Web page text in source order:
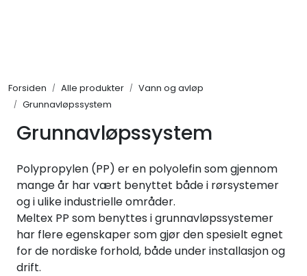
Forsiden Alle produkter
Vann og avløp
Grunnavløpssystem
Grunnavløpssystem
Polypropylen (PP) er en polyolefin som gjennom
mange år har vært benyttet både i rørsystemer
og i ulike industrielle områder.
Meltex PP som benyttes i grunnavløpssystemer
har flere egenskaper som gjør den spesielt egnet
for de nordiske forhold, både under installasjon og
drift.
KAMPANJER
Kontakt Oss
Søk om proffkundekonto
Reservedeler
Outlet